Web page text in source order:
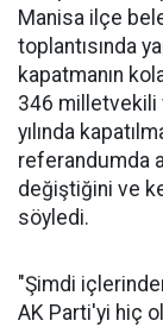
Manisa ilçe
toplantısında
kapatmanın
346 milletvekili
yılında
referandumda
değiştiğini ve
söyledi.
"Şimdi
AK Parti'yi hiç